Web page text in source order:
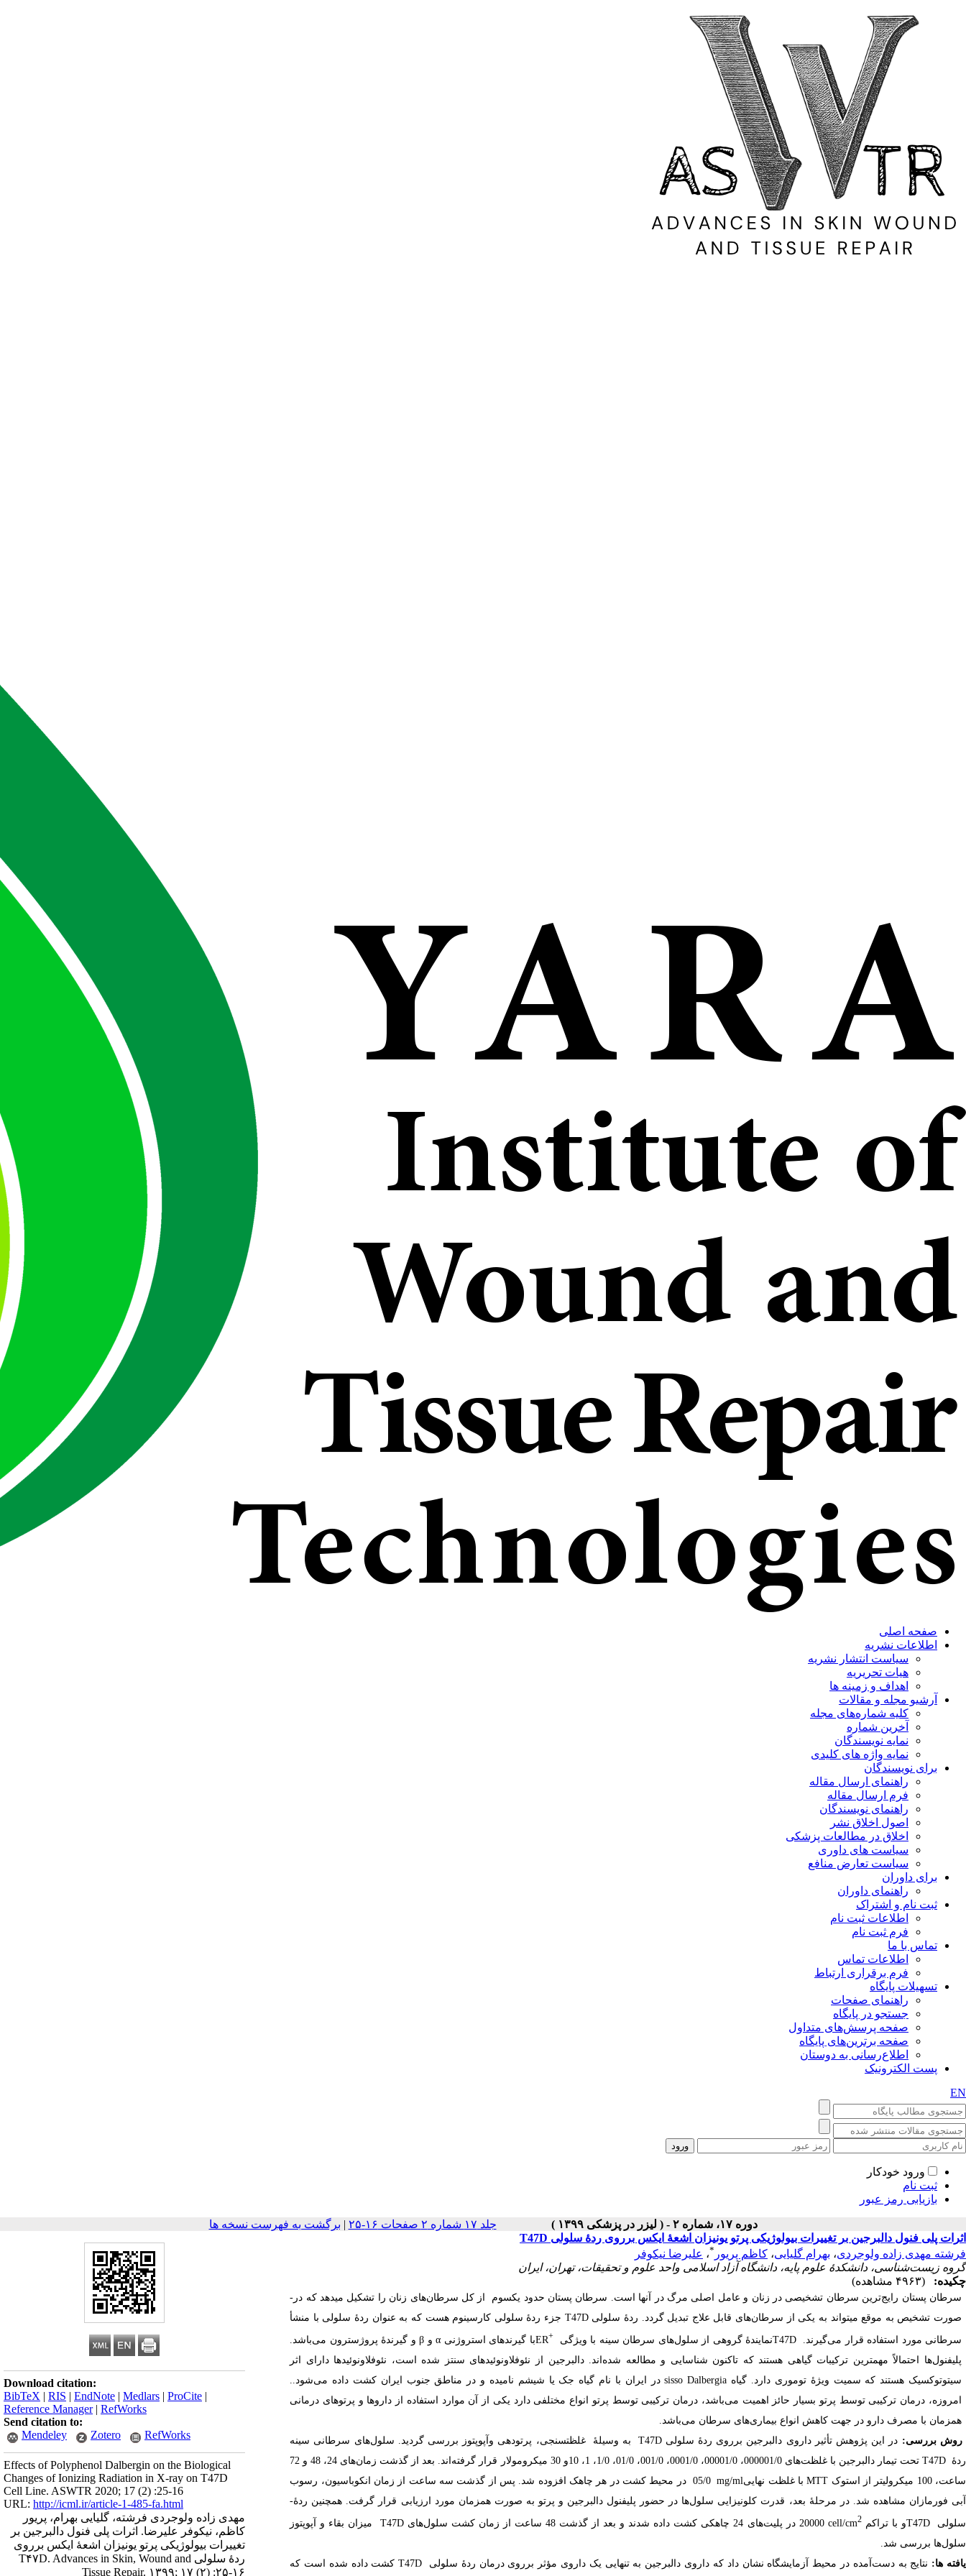
صفحه اصلی
اطلاعات نشریه
سیاست انتشار نشریه
هیات تحریریه
اهداف و زمینه ها
آرشیو مجله و مقالات
کلیه شماره‌های مجله
آخرین شماره
نمایه نویسندگان
نمایه واژه های کلیدی
برای نویسندگان
راهنمای ارسال مقاله
فرم ارسال مقاله
راهنمای نویسندگان
اصول اخلاق نشر
اخلاق در مطالعات پزشکی
سیاست های داوری
سیاست تعارض منافع
برای داوران
راهنمای داوران
ثبت نام و اشتراک
اطلاعات ثبت نام
فرم ثبت نام
تماس با ما
اطلاعات تماس
فرم برقراری ارتباط
تسهیلات پایگاه
راهنمای صفحات
جستجو در پایگاه
صفحه پرسش‌های متداول
صفحه برترین‌های پایگاه
اطلاع‌رسانی به دوستان
پست الکترونیک
EN
ورود خودکار
ثبت نام
بازیابی رمز عبور
دوره ۱۷، شماره ۲ - ( لیزر در پزشکی ۱۳۹۹ ) جلد ۱۷ شماره ۲ صفحات ۱۶-۲۵ | برگشت به فهرست نسخه ها
Download citation:
BibTeX | RIS | EndNote | Medlars | ProCite |
Reference Manager| RefWorks
Send citation to:
Mendeley
Zotero RefWorks
Effects of Polyphenol Dalbergin on the Biological
Changes of Ionizing Radiation in X-ray on T47D
Cell Line. ASWTR 2020; 17 (2) :25-16
URL: http://icml.ir/article-1-485-fa.html
مهدی زاده ولوجردی فرشته، گلیایی بهرام، پریور
کاظم، نیکوفر علیرضا. اثرات پلی فنول دالبرجین بر
تغییرات بیولوژیکی پرتو یونیزان اشعۀ ایکس برروی
ردۀ سلولی T۴۷D. Advances in Skin, Wound and
Tissue Repair. ۱۳۹۹; ۱۷ (۲) :۲۵-۱۶
اثرات پلی فنول دالبرجین بر تغییرات بیولوژیکی پرتو یونیزان اشعۀ ایکس برروی ردۀ سلولی T47D
فرشته مهدی زاده ولوجردی، بهرام گلیایی، کاظم پریور *، علیرضا نیکوفر
گروه زیست‌شناسی، دانشکدۀ علوم پایه، دانشگاه آزاد اسلامی واحد علوم و تحقیقات، تهران، ایران
چکیده:
(۴۹۶۳ مشاهده)
سرطان پستان رایج‌­ترین سرطان تشخیصی در زنان و عامل اصلی مرگ در آن­ها است. سرطان پستان حدود یک­سوم از کل سرطانهای زنان را تشکیل می­دهد که در­
صورت تشخیص به­ موقع می­تواند به یکی از سرطان­‌های قابل علاج تبدیل گردد. ردۀ­ سلولی T47D جزء ردۀ­ سلولی کارسینوم هست که به­ عنوان ردۀ سلولی با منشأ
سرطانی مورد استفاده قرار می­‌گیرند. T47Dنمایندۀ گروهی از سلول­‌های سرطان سینه با ویژگی ER+ با گیرندهای استروژنی αو βو گیرندۀ پروژسترون میباشد
پلی­فنول‌­ها احتمالاً مهم­ترین ترکیبات گیاهی هستند که تا­کنون شناسایی و مطالعه شده­‌اند. دالبرجین از نئوفلاونوئیدهای سنتز­ شده است، نئوفلاونوئید­ها دارای اثر
سیتوتوکسیک هستند که سمیت ویژۀ توموری دارد
گیاه Dalbergia
sissoدر ایران با نام گیاه جک یا شیشم نامیده و در مناطق جنوب ایران کشت داده میشود.
امروزه، درمان ترکیبی توسط پرتو بسیار حائز اهمیت می­‌باشد، درمان ترکیبی توسط پرتو انواع مختلفی دارد یکی از آن موارد استفاده از دارو­ها و پرتوهای درمانی
همزمان با مصرف دارو در جهت کاهش انواع بیماری­‌های سرطان می­‌باشد.
روش بررسی: در این پژوهش تأثیر داروی دالبرجین بر­روی ردۀ سلولی T47D
به ­وسیلۀ غلظت­سنجی، پرتودهی وآپوپتوز بررسی گردید. سلول‌­های سرطانی سینه
ردۀT47D
تحت تیمار دالبرجین با غلظت­‌های 000001/0، 00001/0، 0001/0، 001/0، 01/0، 1/0، 1، 10و 30 میکرومولار قرار گرفته‌­اند. بعد از گذشت زمان­‌های 24، 48 و 72
ساعت، 100 میکرولیتر از استوک
MTTبا غلظت نهایی mg/ml
05/0 در محیط کشت در هر چاهک افزوده شد. پس از گذشت سه ساعت از زمان انکوباسیون، رسوب
فورمازان مشاهده شد. در مرحلۀ بعد، قدرت کلونی­زایی سلول­‌ها در حضور پلی­فنول دالبرجین و پرتو به­ صورت همزمان مورد ارزیابی قرار گرفت. همچنین ردۀ­
سلولیT47Dو با تراکم cell/cm2 20000 در پلیت­‌های 24 چاهکی کشت داده شدند و بعد از گذشت 48 ساعت از زمان کشت سلول­‌های T47D میزان بقاء و آپوپتوز
سلول­‌ها بررسی شد.
یافته­ ها: نتایج به ­دست­‌آمده در محیط آزمایشگاه نشان داد که داروی دالبرجین به­ تنهایی یک داروی مؤثر بر­روی درمان ردۀ سلولی T47Dکشت داده شده است که